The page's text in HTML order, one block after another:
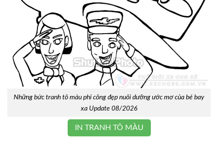
Những bức tranh tô màu phi công đẹp nuôi dưỡng ước mơ của bé bay
xa Update 08/2026
IN TRANH TÔ MÀU